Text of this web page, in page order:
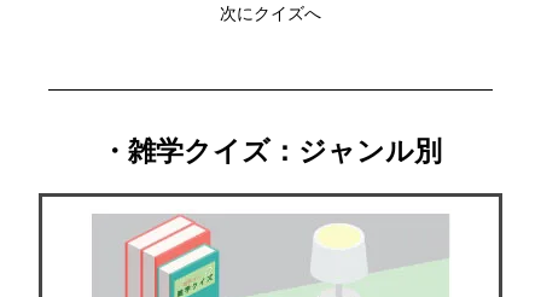
次にクイズへ
・雑学クイズ：ジャンル別